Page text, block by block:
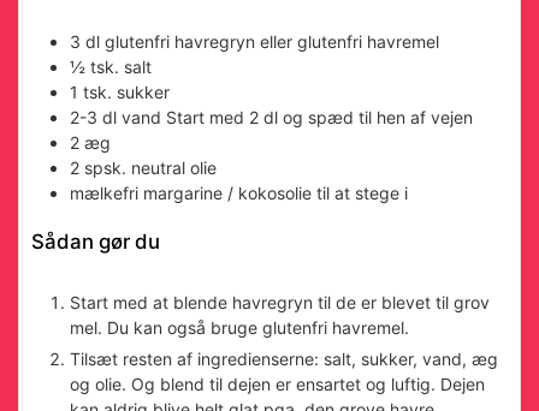
3 dl glutenfri havregryn eller glutenfri havremel
½ tsk. salt
1 tsk. sukker
2-3 dl vand Start med 2 dl og spæd til hen af vejen
2 æg
2 spsk. neutral olie
mælkefri margarine / kokosolie til at stege i
Sådan gør du
Start med at blende havregryn til de er blevet til grov
mel. Du kan også bruge glutenfri havremel.
Tilsæt resten af ingredienserne: salt, sukker, vand, æg
og olie. Og blend til dejen er ensartet og luftig. Dejen